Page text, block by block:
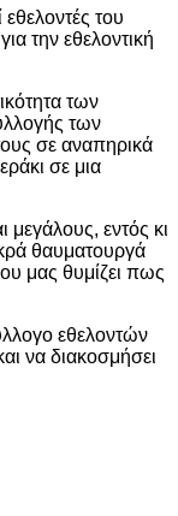
του
την εθελοντική
των
των
σε αναπηρικά
σε μια
εντός κι
θαυματουργά
μας θυμίζει πως
εθελοντών
να διακοσμήσει